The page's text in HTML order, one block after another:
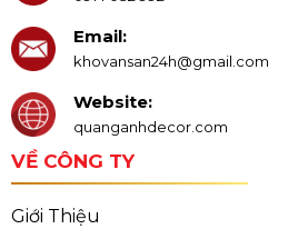
Email:
khovansan24h@gmail.com
Website:
quanganhdecor.com
VỀ CÔNG TY
Giới Thiệu